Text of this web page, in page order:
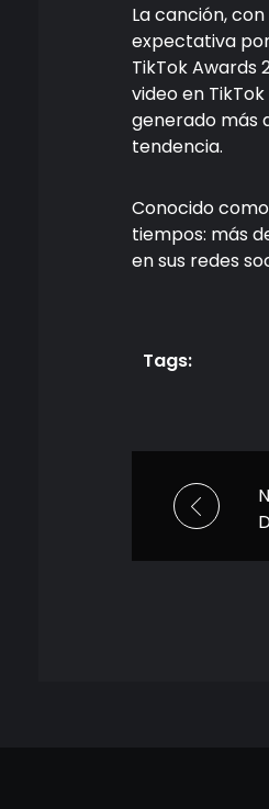
La canción,
expectativa
TikTok Awards
video en
generado más
tendencia.
Conocido como
tiempos: más
en sus redes
Tags: